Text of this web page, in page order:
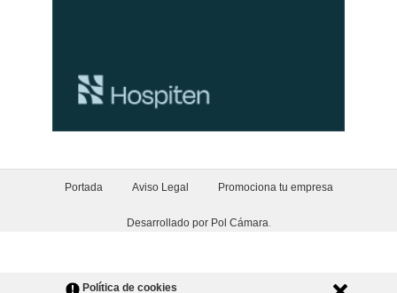
Política de cookies
Portada Aviso Legal Promociona tu empresa
Desarrollado por Pol Cámara.